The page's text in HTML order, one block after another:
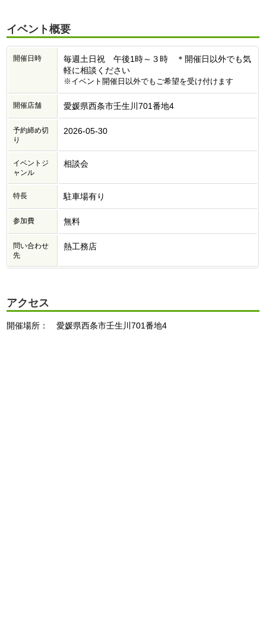
イベント概要
開催日時
毎週土日祝 午後1時～３時 ＊開催日以外でも気
軽に相談ください
※イベント開催日以外でもご希望を受け付けます
開催店舗 愛媛県西条市壬生川701番地4
予約締め切
り
2026-05-30
イベントジ
ャンル
相談会
特長 駐車場有り
参加費 無料
問い合わせ
先
熱工務店
アクセス
開催場所： 愛媛県西条市壬生川701番地4